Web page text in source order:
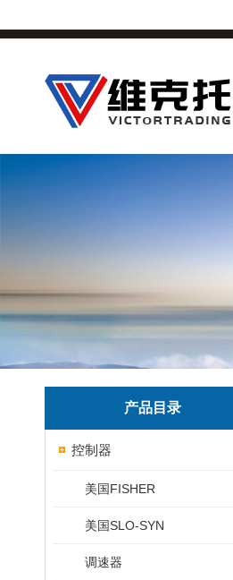
产品目录
控制器
美国FISHER
美国SLO-SYN
调速器